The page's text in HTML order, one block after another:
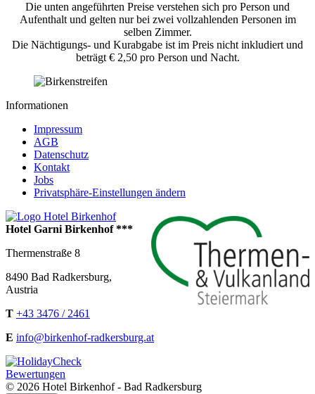
Die unten angeführten Preise verstehen sich pro Person und
Aufenthalt und gelten nur bei zwei vollzahlenden Personen im
selben Zimmer.
Die Nächtigungs- und Kurabgabe ist im Preis nicht inkludiert und
beträgt € 2,50 pro Person und Nacht.
Informationen
Impressum
AGB
Datenschutz
Kontakt
Jobs
Privatsphäre-Einstellungen ändern
Hotel Garni Birkenhof ***
Thermenstraße 8
8490 Bad Radkersburg,
Austria
T +43 3476 / 2461
E info@birkenhof-radkersburg.at
Bewertungen
© 2026 Hotel Birkenhof - Bad Radkersburg